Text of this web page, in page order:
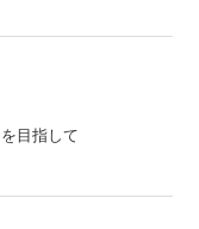
目指して